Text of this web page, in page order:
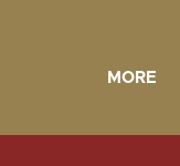
MORE